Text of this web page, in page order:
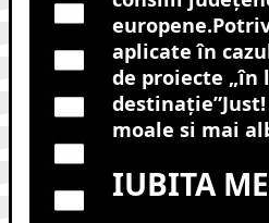
aplicate în
de proiecte „în
moale si mai
IUBITA